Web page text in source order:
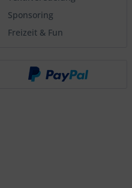
Sponsoring
Freizeit & Fun